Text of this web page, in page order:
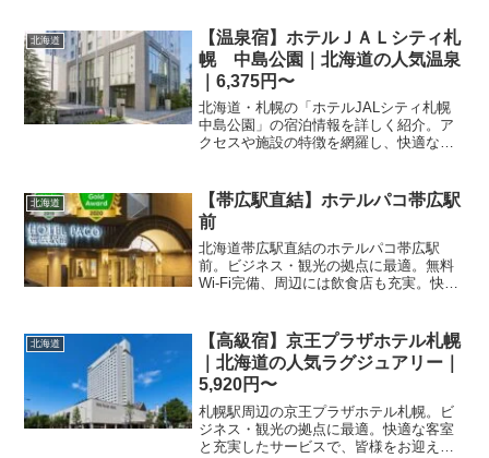
い。ビジネスや観光の拠点としてぜひご
利用ください。
北海道
【温泉宿】ホテルＪＡＬシティ札
幌 中島公園｜北海道の人気温泉
｜6,375円〜
北海道・札幌の「ホテルJALシティ札幌
中島公園」の宿泊情報を詳しく紹介。ア
クセスや施設の特徴を網羅し、快適な滞
ょう。詳細なプランは必見です。
北海道
【帯広駅直結】ホテルパコ帯広駅
前
北海道帯広駅直結のホテルパコ帯広駅
前。ビジネス・観光の拠点に最適。無料
Wi-Fi完備、周辺には飲食店も充実。快適
北海道
【高級宿】京王プラザホテル札幌
｜北海道の人気ラグジュアリー｜
5,920円〜
札幌駅周辺の京王プラザホテル札幌。ビ
ジネス・観光の拠点に最適。快適な客室
と充実したサービスで、皆様をお迎えし